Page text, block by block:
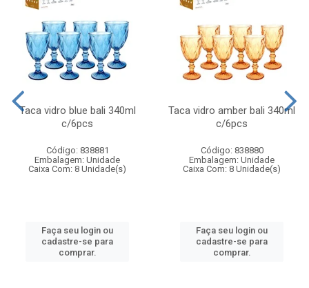
Taca vidro blue bali 340ml
c/6pcs
Código: 838881
Embalagem: Unidade
Caixa Com: 8 Unidade(s)
Faça seu login ou
cadastre-se para
comprar.
Taca vidro amber bali 340ml
c/6pcs
Código: 838880
Embalagem: Unidade
Caixa Com: 8 Unidade(s)
Faça seu login ou
cadastre-se para
comprar.